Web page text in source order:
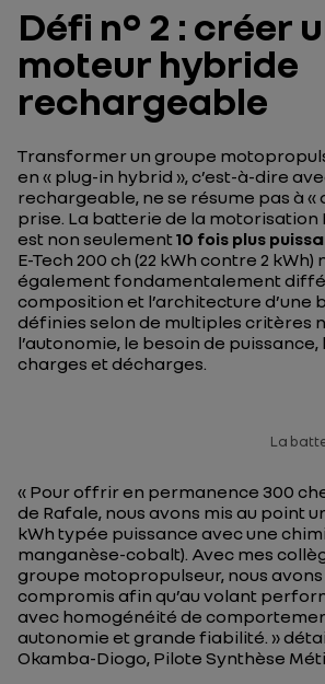
Défi n° 2 : créer
moteur hybride
rechargeable
Transformer un groupe
en « plug-in hybrid », c’est-à-dire
rechargeable, ne se résume pas à «
prise. La batterie de la motorisation
est non seulement10 fois plus
E-Tech 200 ch (22 kWh contre 2 kWh)
également fondamentalement
composition et l’architecture d’une
définies selon de multiples critères
l’autonomie, le besoin de
charges et décharges.
La
« Pour offrir en permanence 300
de Rafale, nous avons mis au point
kWh typée puissance avec une
manganèse-cobalt). Avec mes
groupe motopropulseur, nous
compromis afin qu’au volant
avec homogénéité de
autonomie et grande fiabilité. »
Okamba-Diogo, Pilote Synthèse